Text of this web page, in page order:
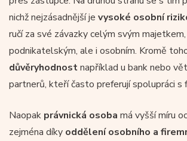
nichž nejzásadnější je vysoké osobní
ručí za své závazky celým svým
podnikatelským, ale i osobním. Kromě
důvěryhodnostnapříklad u bank nebo
partnerů, kteří často preferují spolupráci s
Naopak právnická osoba má vyšší míru
zejména díky oddělení osobního a